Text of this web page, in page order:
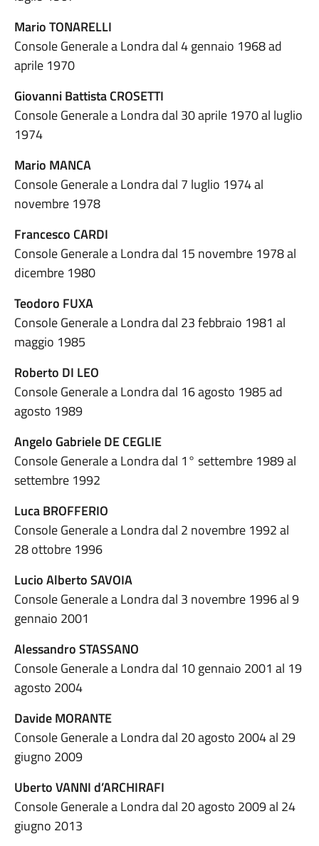
Mario TONARELLI
Console Generale a Londra dal 4 gennaio 1968 ad
aprile 1970
Giovanni Battista CROSETTI
Console Generale a Londra dal 30 aprile 1970 al luglio
1974
Mario MANCA
Console Generale a Londra dal 7 luglio 1974 al
novembre 1978
Francesco CARDI
Console Generale a Londra dal 15 novembre 1978 al
dicembre 1980
Teodoro FUXA
Console Generale a Londra dal 23 febbraio 1981 al
maggio 1985
Roberto DI LEO
Console Generale a Londra dal 16 agosto 1985 ad
agosto 1989
Angelo Gabriele DE CEGLIE
Console Generale a Londra dal 1° settembre 1989 al
settembre 1992
Luca BROFFERIO
Console Generale a Londra dal 2 novembre 1992 al
28 ottobre 1996
Lucio Alberto SAVOIA
Console Generale a Londra dal 3 novembre 1996 al 9
gennaio 2001
Alessandro STASSANO
Console Generale a Londra dal 10 gennaio 2001 al 19
agosto 2004
Davide MORANTE
Console Generale a Londra dal 20 agosto 2004 al 29
giugno 2009
Uberto VANNI d’ARCHIRAFI
Console Generale a Londra dal 20 agosto 2009 al 24
giugno 2013